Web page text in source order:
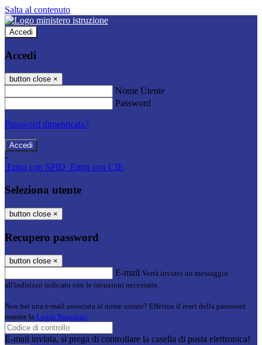
Salta al contenuto
Accedi
Accedi
button close ×
Nome Utente
Password
Password dimenticata?
-
Entra con SPID Entra con CIE
Seleziona utente
button close ×
Recupero password
button close ×
E-mail Verrà inviato un messaggio
all'indirizzo indicato con le istruzioni necessarie.
Non hai una e-mail associata al nome utente? Effettua il reset della password
tramite la Login Spaggiari
E-mail inviata, si prega di controllare la casella di posta elettronica!